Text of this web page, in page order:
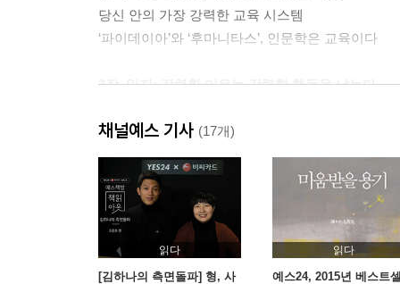
당신 안의 가장 강력한 교육 시스템
‘파이데이아’와 ‘후마니타스’, 인문학은 교육이다
3장. 입지: 강력한 이유는 강력한 행동을 낳는다
왜 우리는 입시지옥, 취직지옥, 자본지옥에 시달리
아인슈타인과 정약용의 공통점, 업무 천재를 만드
거부(巨富)가 된 사람들은 모두 사물의 이치를 깨
4장. 물음: 얻으려면 구하라
파산 직전의 회사를 최고의 기업으로 변화시킨 비밀
‘Think’는 ‘생각’이 아니다
채널예스 기사 (17개)
읽다
[김하나의 측면돌파] 형, 사
읽다
예스24, 2015년 베스트